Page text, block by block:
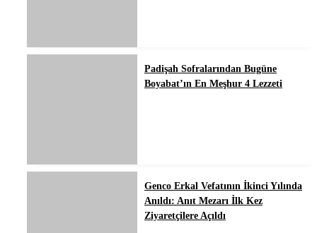
Padişah Sofralarından Bugüne
Boyabat’ın En Meşhur 4 Lezzeti
Genco Erkal Vefatının İkinci Yılında
Anıldı: Anıt Mezarı İlk Kez
Ziyaretçilere Açıldı